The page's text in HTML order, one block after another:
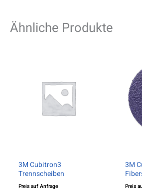
Ähnliche Produkte
3M Cubitron3
Trennscheiben
Preis auf Anfrage
3M
Preis